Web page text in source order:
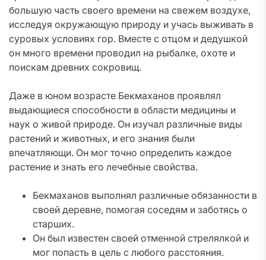
большую часть своего времени на свежем воздухе,
исследуя окружающую природу и учась выживать в
суровых условиях гор. Вместе с отцом и дедушкой
он много времени проводил на рыбалке, охоте и
поискам древних сокровищ.
Даже в юном возрасте Бекмаханов проявлял
выдающиеся способности в области медицины и
наук о живой природе. Он изучал различные виды
растений и животных, и его знания были
впечатляющи. Он мог точно определить каждое
растение и знать его лечебные свойства.
Бекмаханов выполнял различные обязанности в
своей деревне, помогая соседям и заботясь о
старших.
Он был известен своей отменной стрелялкой и
мог попасть в цель с любого расстояния.